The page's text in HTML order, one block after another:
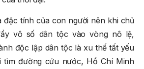
đặc tính của con người nên khi chủ
vô số dân tộc vào vòng nô lệ,
độc lập dân tộc là xu thế tất yếu
tìm đường cứu nước, Hồ Chí Minh